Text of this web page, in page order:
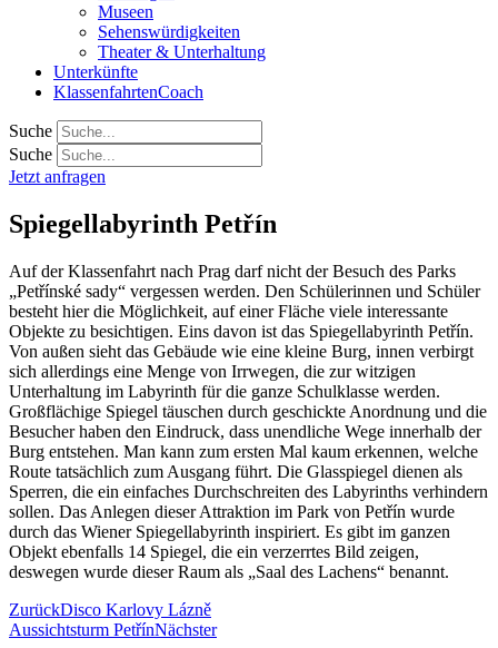
Museen
Sehenswürdigkeiten
Theater & Unterhaltung
Unterkünfte
KlassenfahrtenCoach
Suche
Suche
Jetzt anfragen
Spiegellabyrinth Petřín
Auf der Klassenfahrt nach Prag darf nicht der Besuch des Parks
„Petřínské sady“ vergessen werden. Den Schülerinnen und Schüler
besteht hier die Möglichkeit, auf einer Fläche viele interessante
Objekte zu besichtigen. Eins davon ist das Spiegellabyrinth Petřín.
Von außen sieht das Gebäude wie eine kleine Burg, innen verbirgt
sich allerdings eine Menge von Irrwegen, die zur witzigen
Unterhaltung im Labyrinth für die ganze Schulklasse werden.
Großflächige Spiegel täuschen durch geschickte Anordnung und die
Besucher haben den Eindruck, dass unendliche Wege innerhalb der
Burg entstehen. Man kann zum ersten Mal kaum erkennen, welche
Route tatsächlich zum Ausgang führt. Die Glasspiegel dienen als
Sperren, die ein einfaches Durchschreiten des Labyrinths verhindern
sollen. Das Anlegen dieser Attraktion im Park von Petřín wurde
durch das Wiener Spiegellabyrinth inspiriert. Es gibt im ganzen
Objekt ebenfalls 14 Spiegel, die ein verzerrtes Bild zeigen,
deswegen wurde dieser Raum als „Saal des Lachens“ benannt.
ZurückDisco Karlovy Lázně
Aussichtsturm PetřínNächster